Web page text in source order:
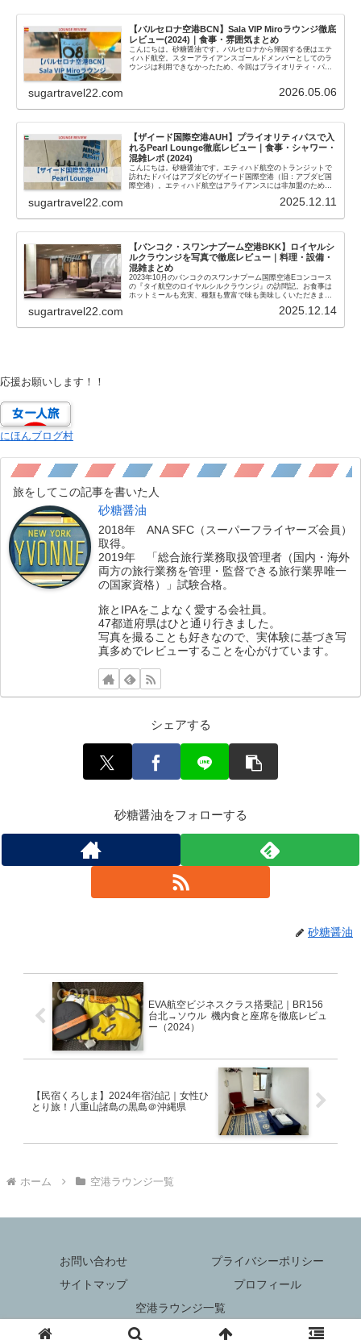
【バルセロナ空港BCN】Sala VIP Miroラウンジ徹底
レビュー(2024)｜食事・雰囲気まとめ
こんにちは。砂糖醤油です。バルセロナから帰国する便はエテ
ィハド航空。スターアライアンスゴールドメンバーとしてのラ
ウンジは利用できなかったため、今回はプライオリティ・パス
sugartravel22.com 2026.05.06
【ザイード国際空港AUH】プライオリティパスで入
れるPearl Lounge徹底レビュー｜食事・シャワー・
混雑レポ (2024)
こんにちは。砂糖醤油です。エティハド航空のトランジットで
訪れたドバイはアブダビのザイード国際空港（旧：アブダビ国
際空港）。エティハド航空はアライアンスには非加盟のため、
sugartravel22.com 2025.12.11
【バンコク・スワンナプーム空港BKK】ロイヤルシ
ルクラウンジを写真で徹底レビュー｜料理・設備・
混雑まとめ
2023年10月のバンコクのスワンナプーム国際空港Eコンコース
の『タイ航空のロイヤルシルクラウンジ』の訪問記。お食事は
ホットミールも充実、種類も豊富で味も美味しくいただきまし
sugartravel22.com 2025.12.14
応援お願いします！！
にほんブログ村
旅をしてこの記事を書いた人
砂糖醤油
2018年 ANA SFC（スーパーフライヤーズ会員）
取得。
2019年 「総合旅行業務取扱管理者（国内・海外
両方の旅行業務を管理・監督できる旅行業界唯一
の国家資格）」試験合格。
旅とIPAをこよなく愛する会社員。
47都道府県はひと通り行きました。
写真を撮ることも好きなので、実体験に基づき写
真多めでレビューすることを心がけています。
シェアする
砂糖醤油をフォローする
砂糖醤油
EVA航空ビジネスクラス搭乗記｜BR156
台北→ソウル 機内食と座席を徹底レビュ
ー（2024）
【民宿くろしま】2024年宿泊記｜女性ひ
とり旅！八重山諸島の黒島＠沖縄県
ホーム 空港ラウンジ一覧
お問い合わせ
プライバシーポリシー
サイトマップ
プロフィール
空港ラウンジ一覧
©️sugartravel2022 All Rights Reserved.